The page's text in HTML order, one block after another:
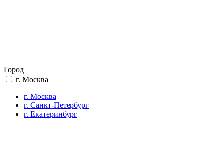
Город
г. Москва
г. Москва
г. Санкт-Петербург
г. Екатеринбург